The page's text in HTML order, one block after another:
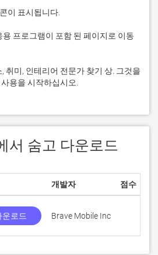
용을 시작하십시오.
서 숨고 다운로드
개발자 점수
운로드 Brave Mobile Inc